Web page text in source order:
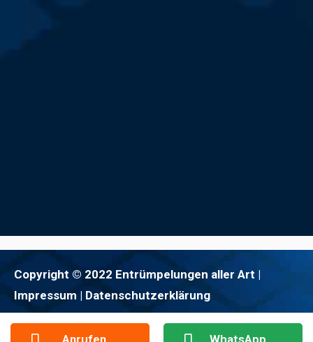
Copyright © 2022 Entrümpelungen aller Art |
Impressum | Datenschutzerklärung
Anrufen WhatsApp